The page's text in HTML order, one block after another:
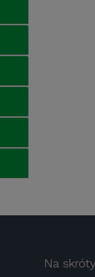
Na